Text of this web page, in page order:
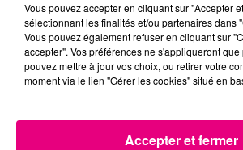
Vous pouvez accepter en cliquant sur "Accepter
sélectionnant les finalités et/ou partenaires dans
Vous pouvez également refuser en cliquant sur
accepter". Vos préférences ne s'appliqueront que
pouvez mettre à jour vos choix, ou retirer votre
moment via le lien "Gérer les cookies" situé en
Accepter et fermer